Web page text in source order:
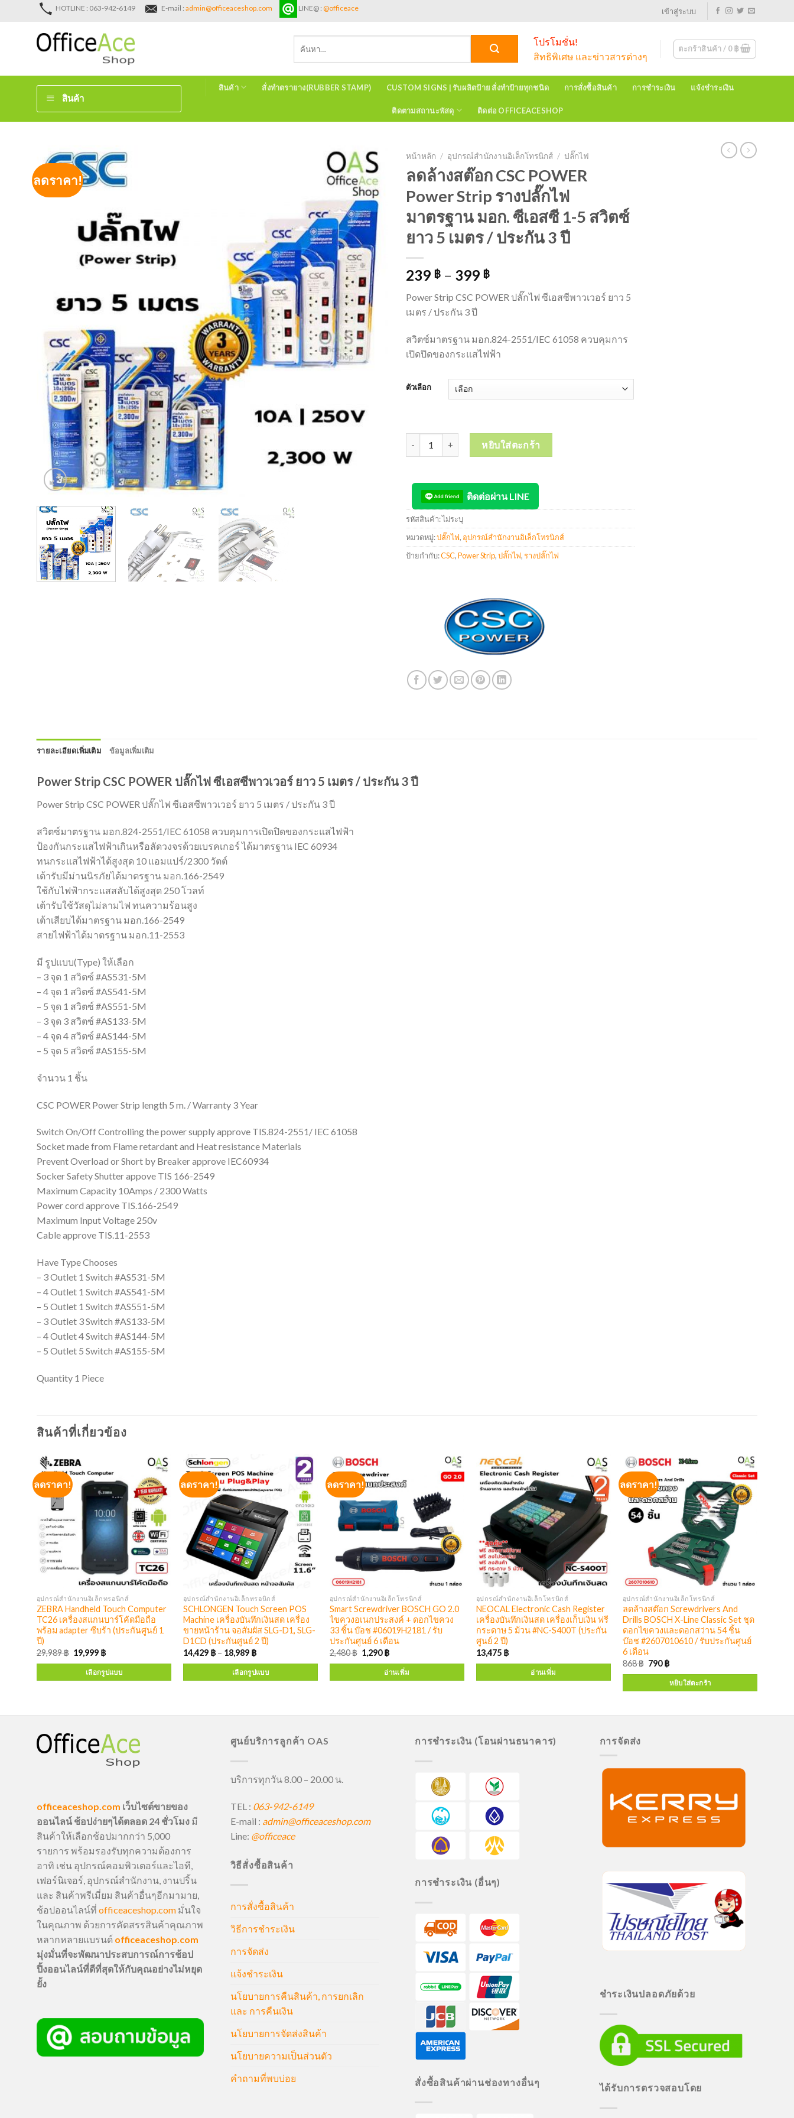
HOTLINE : 063-942-6149 E-mail : admin@officeaceshop.com LINE@ : @officeace เข้าสู่ระบบ
โปรโมชั่น!
สิทธิพิเศษ และข่าวสารต่างๆ
ตะกร้าสินค้า / 0฿
สินค้า
สินค้า สั่งทำตรายาง(RUBBER STAMP) CUSTOM SIGNS | รับผลิตป้าย สั่งทำป้ายทุกชนิด การสั่งซื้อสินค้า การชำระเงิน แจ้งชำระเงิน
ติดตามสถานะพัสดุ ติดต่อ OFFICEACESHOP
ลดราคา!
หน้าหลัก / อุปกรณ์สำนักงานอิเล็กโทรนิกส์ / ปลั๊กไฟ
ลดล้างสต๊อก CSC POWER
Power Strip รางปลั๊กไฟ
มาตรฐาน มอก. ซีเอสซี 1-5 สวิตซ์
ยาว 5 เมตร / ประกัน 3 ปี
239 ฿ – 399 ฿
Power Strip CSC POWER ปลั๊กไฟ ซีเอสซีพาวเวอร์ ยาว 5
เมตร / ประกัน 3 ปี
สวิตซ์มาตรฐาน มอก.824-2551/IEC 61058 ควบคุมการ
เปิดปิดของกระแสไฟฟ้า
ตัวเลือก
จำนวน ลดล้างสต๊อก CSC POWER Power Strip รางปลั๊กไฟ มาตรฐาน มอก. ซีเอสซี 1-5 สวิตซ์ ยาว 5 เมตร
หยิบใส่ตะกร้า
ติดต่อผ่าน LINE
รหัสสินค้า:ไม่ระบุ
หมวดหมู่:ปลั๊กไฟ, อุปกรณ์สำนักงานอิเล็กโทรนิกส์
ป้ายกำกับ:CSC,Power Strip,ปลั๊กไฟ,รางปลั๊กไฟ
รายละเอียดเพิ่มเติม ข้อมูลเพิ่มเติม
Power Strip CSC POWER ปลั๊กไฟ ซีเอสซีพาวเวอร์ ยาว 5 เมตร / ประกัน 3 ปี
Power Strip CSC POWER ปลั๊กไฟ ซีเอสซีพาวเวอร์ ยาว 5 เมตร / ประกัน 3 ปี
สวิตซ์มาตรฐาน มอก.824-2551/IEC 61058 ควบคุมการเปิดปิดของกระแสไฟฟ้า
ป้องกันกระแสไฟฟ้าเกินหรือลัดวงจรด้วยเบรคเกอร์ ได้มาตรฐาน IEC 60934
ทนกระแสไฟฟ้าได้สูงสุด 10 แอมแปร์/2300 วัตต์
เต้ารับมีม่านนิรภัยได้มาตรฐาน มอก.166-2549
ใช้กับไฟฟ้ากระแสสลับได้สูงสุด 250 โวลท์
เต้ารับใช้วัสดุไม่ลามไฟ ทนความร้อนสูง
เต้าเสียบได้มาตรฐาน มอก.166-2549
สายไฟฟ้าได้มาตรฐาน มอก.11-2553
มี รูปแบบ(Type) ให้เลือก
– 3 จุด 1 สวิตซ์ #AS531-5M
– 4 จุด 1 สวิตซ์ #AS541-5M
– 5 จุด 1 สวิตซ์ #AS551-5M
– 3 จุด 3 สวิตซ์ #AS133-5M
– 4 จุด 4 สวิตซ์ #AS144-5M
– 5 จุด 5 สวิตซ์ #AS155-5M
จำนวน 1 ชิ้น
CSC POWER Power Strip length 5 m. / Warranty 3 Year
Switch On/Off Controlling the power supply approve TIS.824-2551/ IEC 61058
Socket made from Flame retardant and Heat resistance Materials
Prevent Overload or Short by Breaker approve IEC60934
Socker Safety Shutter appove TIS 166-2549
Maximum Capacity 10Amps / 2300 Watts
Power cord approve TIS.166-2549
Maximum Input Voltage 250v
Cable approve TIS.11-2553
Have Type Chooses
– 3 Outlet 1 Switch #AS531-5M
– 4 Outlet 1 Switch #AS541-5M
– 5 Outlet 1 Switch #AS551-5M
– 3 Outlet 3 Switch #AS133-5M
– 4 Outlet 4 Switch #AS144-5M
– 5 Outlet 5 Switch #AS155-5M
Quantity 1 Piece
สินค้าที่เกี่ยวข้อง
ลดราคา!
อุปกรณ์สำนักงานอิเล็กทรอนิกส์
ZEBRA Handheld Touch Computer
TC26 เครื่องสแกนบาร์โค้ดมือถือ
พร้อม adapter ซีบร้า (ประกันศูนย์ 1
ปี)
29,989฿ 19,999 ฿
เลือกรูปแบบ
ลดราคา!
อุปกรณ์สำนักงานอิเล็กทรอนิกส์
SCHLONGEN Touch Screen POS
Machine เครื่องบันทึกเงินสด เครื่อง
ขายหน้าร้าน จอสัมผัส SLG-D1, SLG-
D1CD (ประกันศูนย์ 2 ปี)
14,429 ฿– 18,989 ฿
เลือกรูปแบบ
ลดราคา!
อุปกรณ์สำนักงานอิเล็กโทรนิกส์
Smart Screwdriver BOSCH GO 2.0
ไขควงอเนกประสงค์ + ดอกไขควง
33 ชิ้น บ๊อช #06019H2181 / รับ
ประกันศูนย์ 6 เดือน
2,480฿ 1,290฿
อ่านเพิ่ม
อุปกรณ์สำนักงานอิเล็กโทรนิกส์
NEOCAL Electronic Cash Register
เครื่องบันทึกเงินสด เครื่องเก็บเงิน ฟรี
กระดาษ 5 ม้วน #NC-S400T (ประกัน
ศูนย์ 2 ปี)
13,475 ฿
อ่านเพิ่ม
ลดราคา!
อุปกรณ์สำนักงานอิเล็กโทรนิกส์
ลดล้างสต๊อก Screwdrivers And
Drills BOSCH X-Line Classic Set ชุด
ดอกไขควงและดอกสว่าน 54 ชิ้น
บ๊อช #2607010610 / รับประกันศูนย์
6 เดือน
868฿ 790฿
หยิบใส่ตะกร้า
officeaceshop.com เว็บไซต์ขายของ
ออนไลน์ ช้อปง่ายๆได้ตลอด 24 ชั่วโมง มี
สินค้าให้เลือกช้อปมากกว่า 5,000
รายการ พร้อมรองรับทุกความต้องการ
อาทิ เช่น อุปกรณ์คอมพิวเตอร์และไอที,
เฟอร์นิเจอร์, อุปกรณ์สำนักงาน, งานปริ้น
และ สินค้าพรีเมี่ยม สินค้าอื่นๆอีกมามาย,
ช้อปออนไลน์ที่ officeaceshop.com มั่นใจ
ในคุณภาพ ด้วยการคัดสรรสินค้าคุณภาพ
หลากหลายแบรนด์ officeaceshop.com
มุ่งมั่นที่จะพัฒนาประสบการณ์การช้อป
ปิ้งออนไลน์ที่ดีที่สุดให้กับคุณอย่างไม่หยุด
ยั้ง
ศูนย์บริการลูกค้า OAS
บริการทุกวัน 8.00 – 20.00 น.
TEL : 063-942-6149
E-mail : admin@officeaceshop.com
Line: @officeace
วิธีสั่งซื้อสินค้า
การสั่งซื้อสินค้า
วิธีการชำระเงิน
การจัดส่ง
แจ้งชำระเงิน
นโยบายการคืนสินค้า, การยกเลิก
และ การคืนเงิน
นโยบายการจัดส่งสินค้า
นโยบายความเป็นส่วนตัว
คำถามที่พบบ่อย
การชำระเงิน (โอนผ่านธนาคาร)
การชำระเงิน (อื่นๆ)
สั่งซื้อสินค้าผ่านช่องทางอื่นๆ
การจัดส่ง
ชำระเงินปลอดภัยด้วย
ได้รับการตรวจสอบโดย